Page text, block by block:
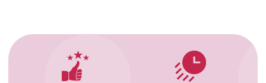
доставкой